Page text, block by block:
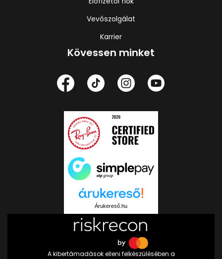
Vevőszolgálat
Karrier
Kövessen minket
Árukereső.hu
A kibertámadások elleni felkészülésében a